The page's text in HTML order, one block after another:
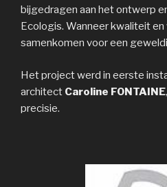
bijgedragen aan het ontwerp
Ecologis. Wanneer kwaliteit
samenkomen voor een
Het project werd in eerste
architect Caroline FONTAINE
precisie.